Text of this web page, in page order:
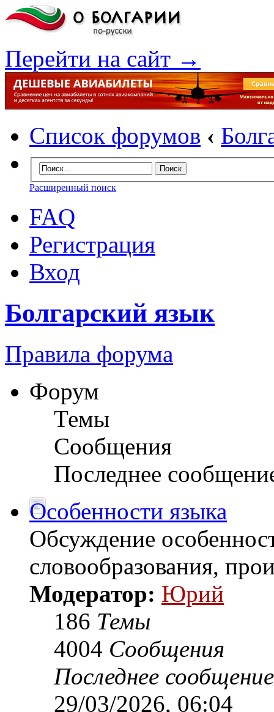
Перейти на сайт →
Список форумов ‹
Расширенный поиск
FAQ
Регистрация
Вход
Болгарский язык
Правила форума
Форум
Темы
Сообщения
Последнее
Особенности языка
Обсуждение
словообразования,
Модератор: Юрий
186 Темы
4004 Сообщения
Последнее сообщение
29/03/2026, 06:04